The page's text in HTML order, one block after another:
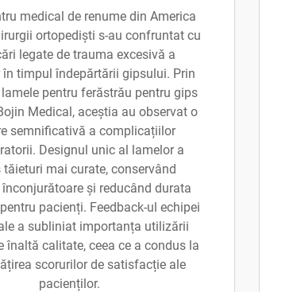
medical de renume din America
ortopediști s-au confruntat cu
legate de trauma excesivă a
timpul îndepărtării gipsului. Prin
pentru ferăstrău pentru gips
Medical, aceștia au observat o
semnificativă a complicațiilor
Designul unic al lamelor a
tăieturi mai curate, conservând
și reducând durata
pacienți. Feedback-ul echipei
a subliniat importanța utilizării
înaltă calitate, ceea ce a condus la
scorurilor de satisfacție ale
pacienților.